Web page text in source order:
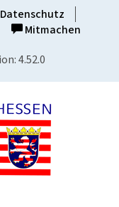
Datenschutz
Mitmachen
4.52.0